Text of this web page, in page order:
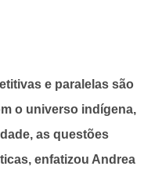
e paralelas são
o universo indígena,
as questões
enfatizou Andrea